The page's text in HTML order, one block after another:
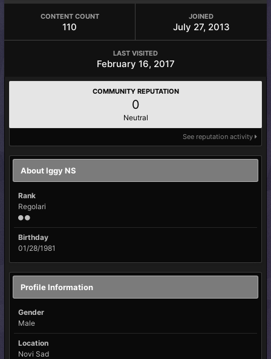
CONTENT COUNT
110
JOINED
July 27, 2013
LAST VISITED
February 16, 2017
COMMUNITY REPUTATION
0
Neutral
See reputation activity
About Iggy NS
Rank
Regolari
Birthday
01/28/1981
Profile Information
Gender
Male
Location
Novi Sad